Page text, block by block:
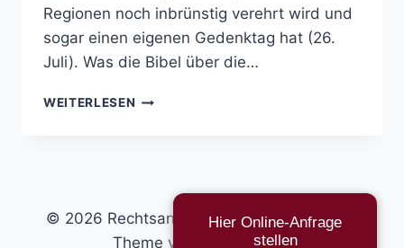
Regionen noch inbrünstig verehrt wird und
sogar einen eigenen Gedenktag hat (26.
Juli). Was die Bibel über die…
WEITERLESEN APOKRYPHER
© 2026 Rechtsanwalt & Autor - WordPress
Theme von
Kadence WP
Hier Online-Anfrage
stellen